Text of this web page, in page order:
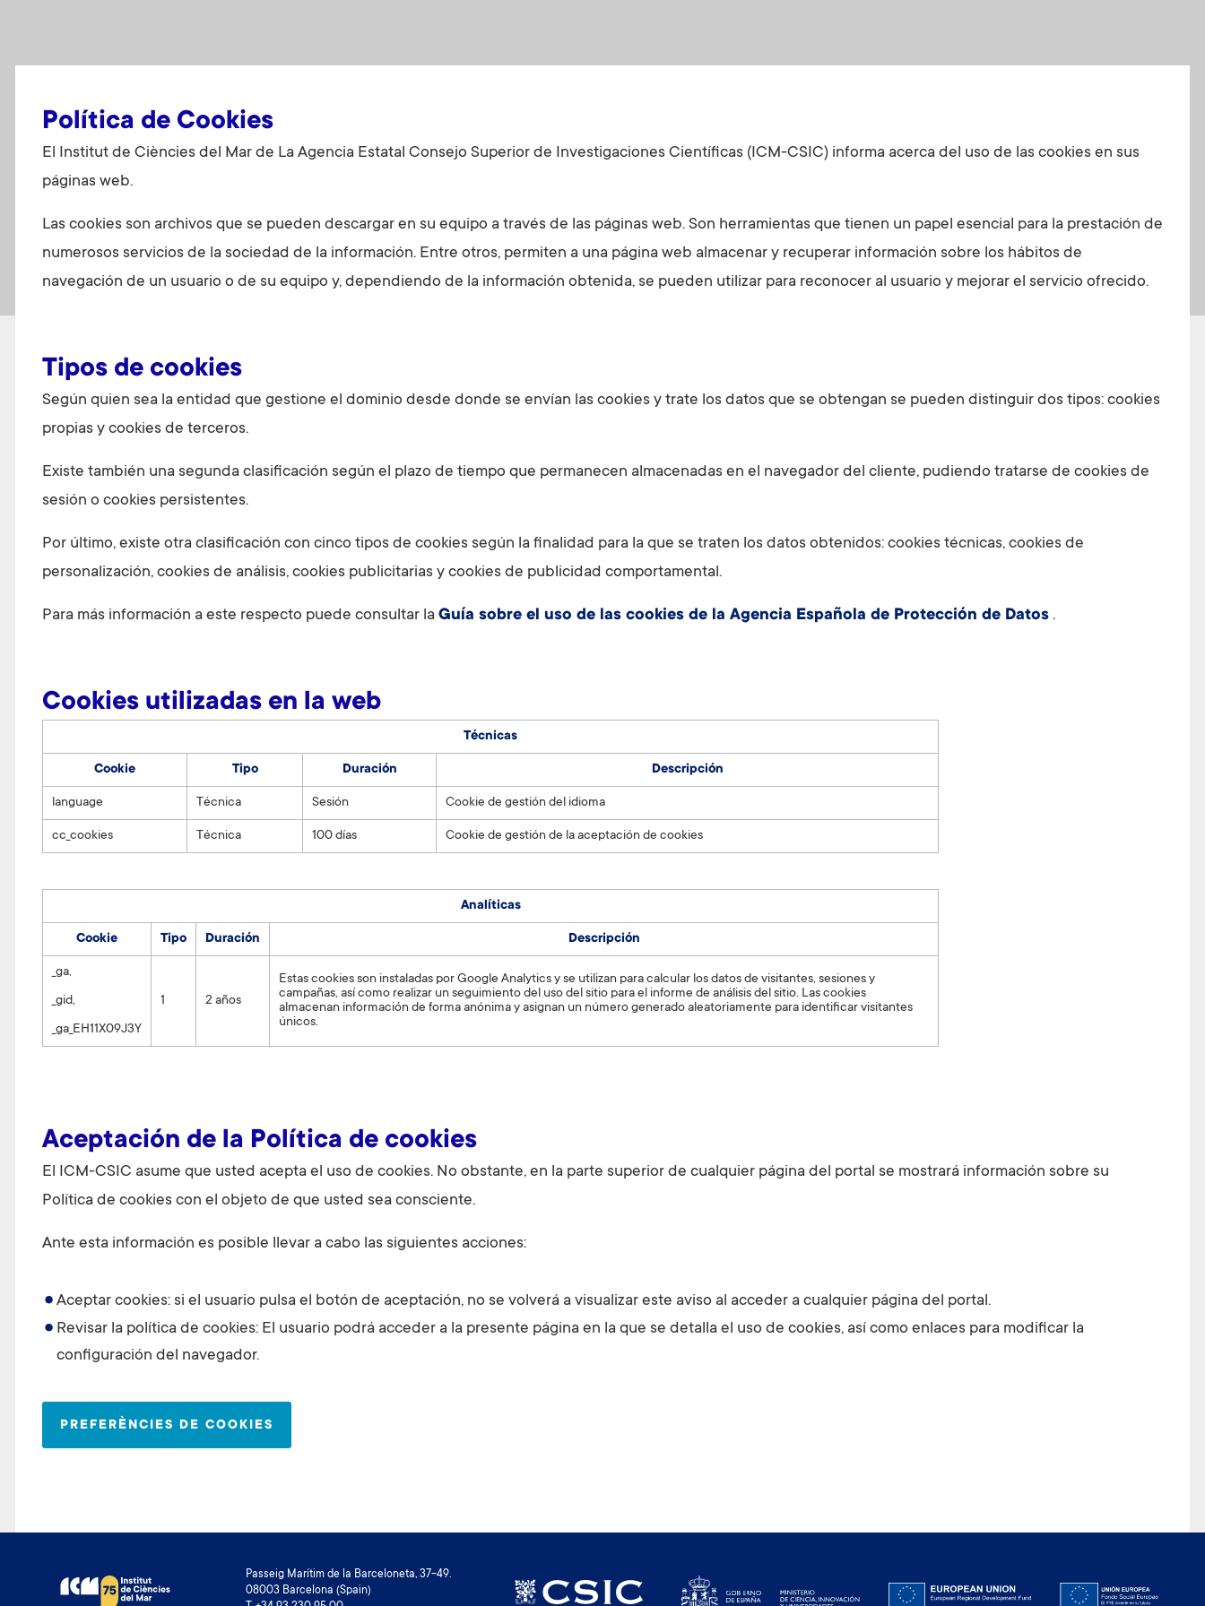
Política de Cookies
El Institut de Ciències del Mar de La Agencia Estatal Consejo Superior de Investigaciones Científicas (ICM-CSIC) informa acerca del uso de las cookies en sus
páginas web.
Las cookies son archivos que se pueden descargar en su equipo a través de las páginas web. Son herramientas que tienen un papel esencial para la prestación de
numerosos servicios de la sociedad de la información. Entre otros, permiten a una página web almacenar y recuperar información sobre los hábitos de
navegación de un usuario o de su equipo y, dependiendo de la información obtenida, se pueden utilizar para reconocer al usuario y mejorar el servicio ofrecido.
Tipos de cookies
Según quien sea la entidad que gestione el dominio desde donde se envían las cookies y trate los datos que se obtengan se pueden distinguir dos tipos: cookies
propias y cookies de terceros.
Existe también una segunda clasificación según el plazo de tiempo que permanecen almacenadas en el navegador del cliente, pudiendo tratarse de cookies de
sesión o cookies persistentes.
Por último, existe otra clasificación con cinco tipos de cookies según la finalidad para la que se traten los datos obtenidos: cookies técnicas, cookies de
personalización, cookies de análisis, cookies publicitarias y cookies de publicidad comportamental.
Para más información a este respecto puede consultar la Guía sobre el uso de las cookies de la Agencia Española de Protección de Datos .
Cookies utilizadas en la web
Técnicas
Cookie Tipo Duración Descripción
language Técnica Sesión Cookie de gestión del idioma
cc_cookies Técnica 100 días Cookie de gestión de la aceptación de cookies
Analíticas
Cookie Tipo Duración Descripción
_ga,
_gid,
_ga_EH11X09J3Y
1 2 años
Estas cookies son instaladas por Google Analytics y se utilizan para calcular los datos de visitantes, sesiones y
campañas, así como realizar un seguimiento del uso del sitio para el informe de análisis del sitio. Las cookies
almacenan información de forma anónima y asignan un número generado aleatoriamente para identificar visitantes
únicos.
Aceptación de la Política de cookies
El ICM-CSIC asume que usted acepta el uso de cookies. No obstante, en la parte superior de cualquier página del portal se mostrará información sobre su
Política de cookies con el objeto de que usted sea consciente.
Ante esta información es posible llevar a cabo las siguientes acciones:
Aceptar cookies: si el usuario pulsa el botón de aceptación, no se volverá a visualizar este aviso al acceder a cualquier página del portal.
Revisar la política de cookies: El usuario podrá acceder a la presente página en la que se detalla el uso de cookies, así como enlaces para modificar la
configuración del navegador.
PREFERÈNCIES DE COOKIES
Passeig Marítim de la Barceloneta, 37-49.
08003 Barcelona (Spain)